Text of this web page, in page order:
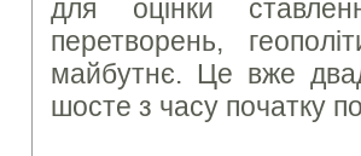
для оцінки
перетворень,
майбутнє. Це вже
шосте з часу початку